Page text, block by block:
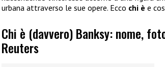
urbana attraverso le sue opere. Ecco chi è e
Chi è (davvero) Banksy: nome,
Reuters